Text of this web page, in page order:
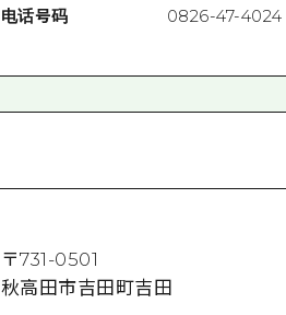
电话号码 0826-47-4024
〒731-0501
秋高田市吉田町吉田